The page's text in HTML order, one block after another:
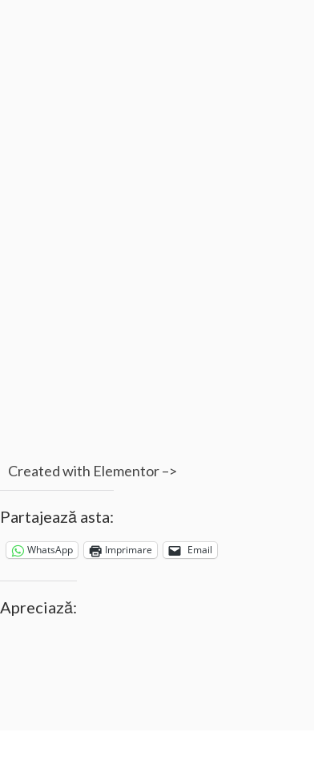
Created with Elementor –>
Partajează asta:
WhatsApp Imprimare Email
Apreciază: